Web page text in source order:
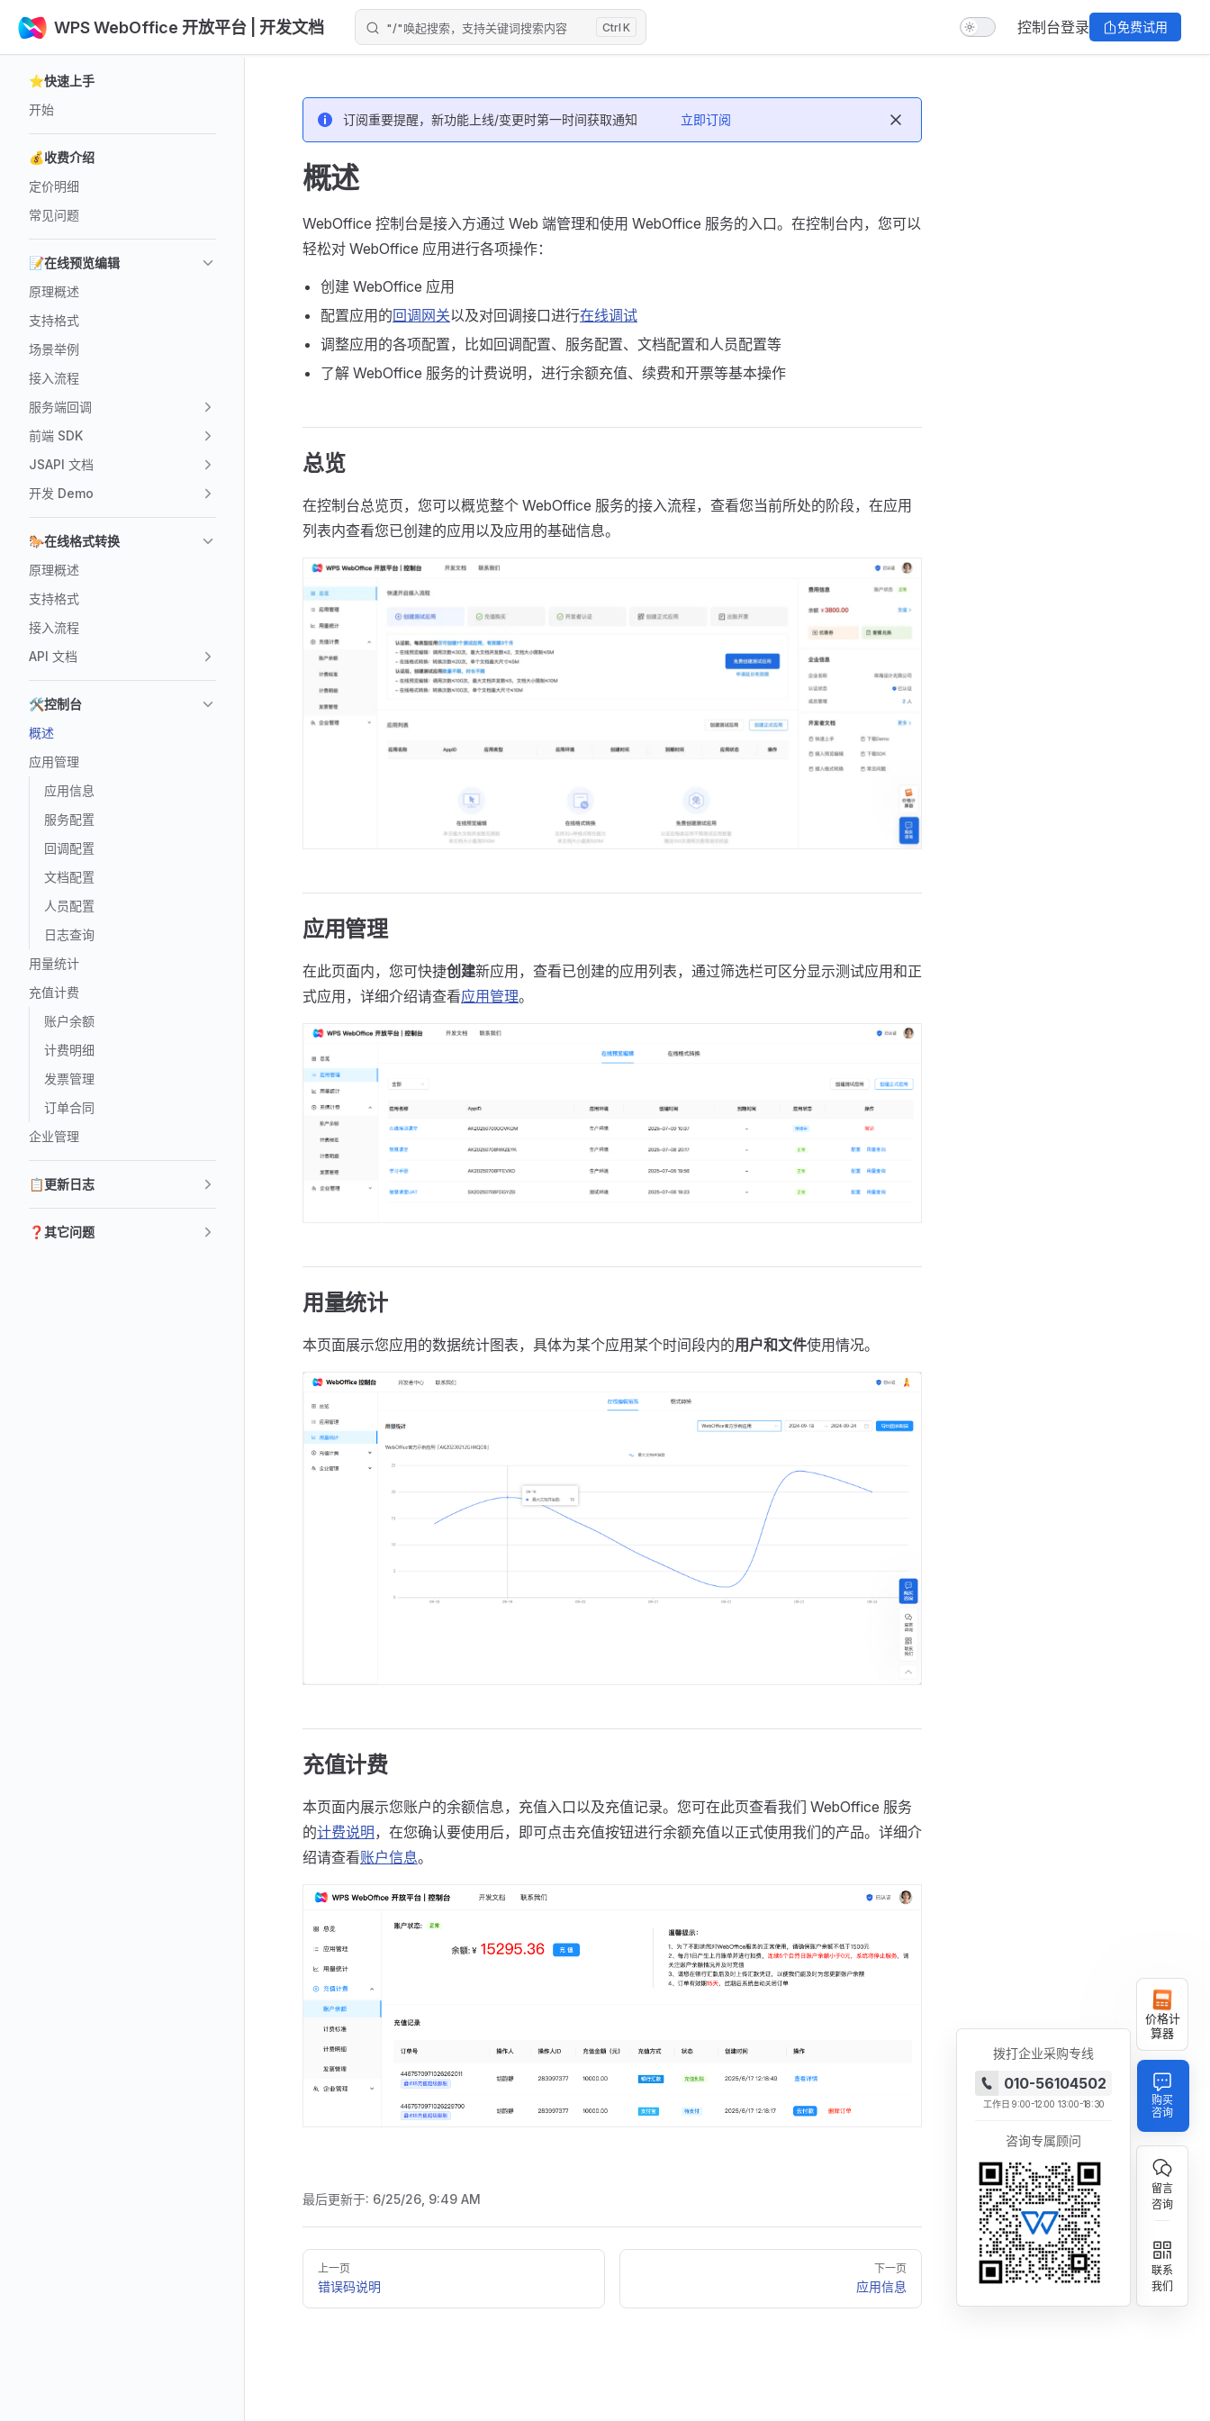
Skip to content
WPS WebOffice 开放平台 | 开发文档 "/"唤起搜索，支持关键词搜索内容 K 控制台登录 免费试用
⭐快速上手
开始
💰收费介绍
定价明细
常见问题
📝在线预览编辑
原理概述
支持格式
场景举例
接入流程
服务端回调
前端 SDK
JSAPI 文档
开发 Demo
🐎在线格式转换
原理概述
支持格式
接入流程
API 文档
🛠️控制台
概述
应用管理
应用信息
服务配置
回调配置
文档配置
人员配置
日志查询
用量统计
充值计费
账户余额
计费明细
发票管理
订单合同
企业管理
📋更新日志
❓其它问题
订阅重要提醒，新功能上线/变更时第一时间获取通知 立即订阅
概述
WebOffice 控制台是接入方通过 Web 端管理和使用 WebOffice 服务的入口。在控制台内，您可以
轻松对 WebOffice 应用进行各项操作：
创建 WebOffice 应用
配置应用的回调网关以及对回调接口进行在线调试
调整应用的各项配置，比如回调配置、服务配置、文档配置和人员配置等
了解 WebOffice 服务的计费说明，进行余额充值、续费和开票等基本操作
总览
在控制台总览页，您可以概览整个 WebOffice 服务的接入流程，查看您当前所处的阶段，在应用
列表内查看您已创建的应用以及应用的基础信息。
应用管理
在此页面内，您可快捷创建新应用，查看已创建的应用列表，通过筛选栏可区分显示测试应用和正
式应用，详细介绍请查看应用管理。
用量统计
本页面展示您应用的数据统计图表，具体为某个应用某个时间段内的用户和文件使用情况。
充值计费
本页面内展示您账户的余额信息，充值入口以及充值记录。您可在此页查看我们 WebOffice 服务
的计费说明，在您确认要使用后，即可点击充值按钮进行余额充值以正式使用我们的产品。详细介
绍请查看账户信息。
最后更新于: 6/25/26, 9:49 AM
Pager
上一页
错误码说明
下一页
应用信息
价格计
算器
购买
咨询
留言
咨询
联系
我们
拨打企业采购专线
010-56104502
工作日 9:00-12:00 13:00-18:30
咨询专属顾问